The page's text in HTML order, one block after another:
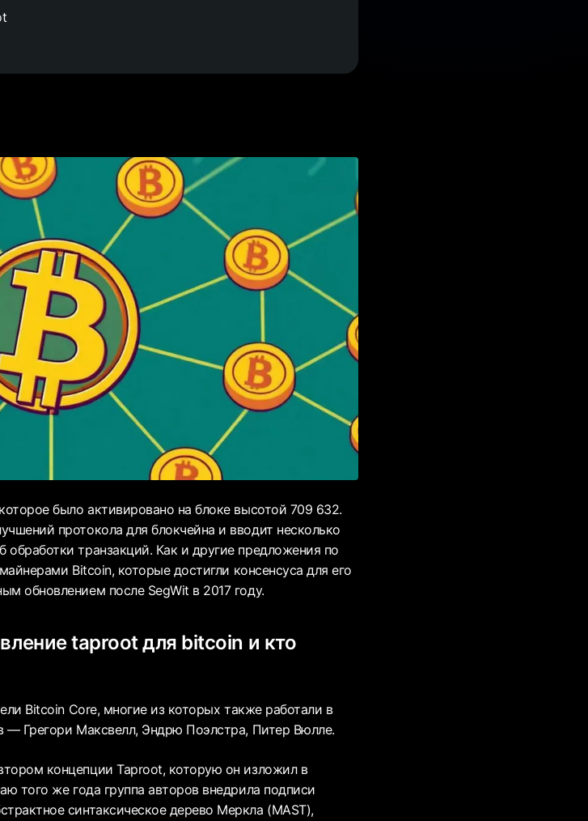
было активировано на блоке высотой 709 632.
протокола для блокчейна и вводит несколько
транзакций. Как и другие предложения по
Bitcoin, которые достигли консенсуса для его
обновлением после SegWit в 2017 году.
taproot для bitcoin и кто
Bitcoin Core, многие из которых также работали в
— Грегори Максвелл, Эндрю Поэлстра, Питер Вюлле.
концепции Taproot, которую он изложил в
того же года группа авторов внедрила подписи
синтаксическое дерево Меркла (MAST),